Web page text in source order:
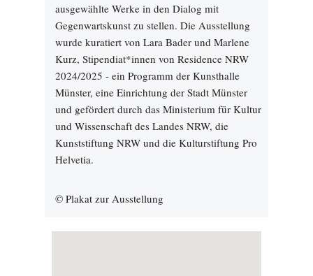
ausgewählte Werke in den Dialog mit
Gegenwartskunst zu stellen. Die Ausstellung
wurde kuratiert von Lara Bader und Marlene
Kurz, Stipendiat*innen von Residence NRW
2024/2025 - ein Programm der Kunsthalle
Münster, eine Einrichtung der Stadt Münster
und gefördert durch das Ministerium für Kultur
und Wissenschaft des Landes NRW, die
Kunststiftung NRW und die Kulturstiftung Pro
Helvetia.
© Plakat zur Ausstellung